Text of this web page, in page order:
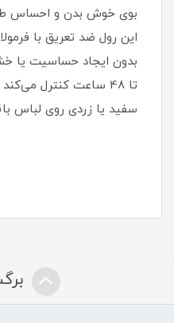
بوی خوش بدن و احساس
این رول ضد تعریق با
بدون ایجاد حساسیت یا
تا 48 ساعت کنترل
سفید یا زردی روی لباس